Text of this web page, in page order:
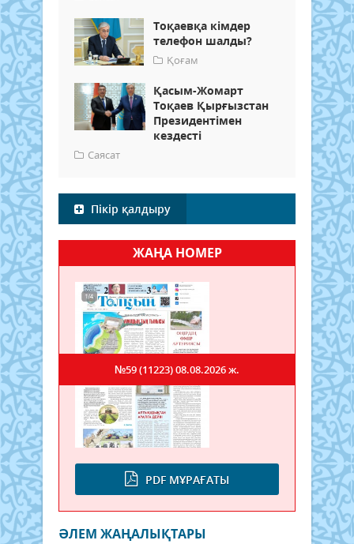
Тоқаевқа кімдер
телефон шалды?
Қоғам
Қасым-Жомарт
Тоқаев Қырғызстан
Президентімен
кездесті
Саясат
Пікір қалдыру
ЖАҢА НОМЕР
PDF МҰРАҒАТЫ
№59 (11223)08.08.2026 ж.
ӘЛЕМ ЖАҢАЛЫҚТАРЫ